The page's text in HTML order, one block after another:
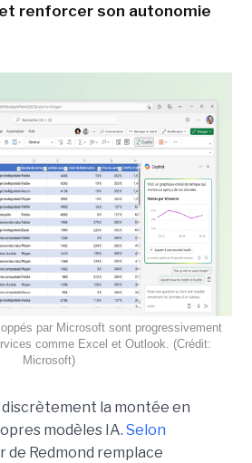
renforcer son autonomie
par Microsoft sont progressivement
comme Excel et Outlook. (Crédit:
Microsoft)
la montée en
modèles IA. Selon
de Redmond remplace